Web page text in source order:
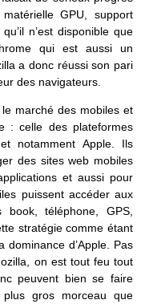
GPU, support
n’est disponible que
qui est aussi un
a donc réussi son pari
des navigateurs.
marché des mobiles et
: celle des plateformes
notamment Apple. Ils
des sites web mobiles
et aussi pour
puissent accéder aux
book, téléphone, GPS,
stratégie comme étant
dominance d’Apple. Pas
on est tout feu tout
peuvent bien se faire
gros morceau que